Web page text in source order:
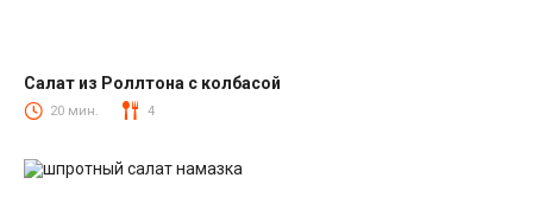
Салаты с колбасой
Салат из Роллтона с колбасой
20 мин. 4